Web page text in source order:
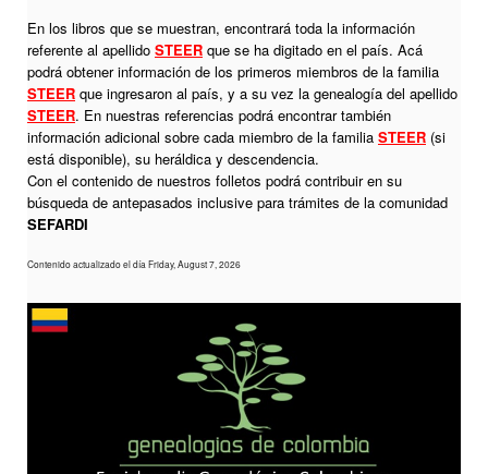
En los libros que se muestran, encontrará toda la información
referente al apellido STEER que se ha digitado en el país. Acá
podrá obtener información de los primeros miembros de la familia
STEER que ingresaron al país, y a su vez la genealogía del apellido
STEER. En nuestras referencias podrá encontrar también
información adicional sobre cada miembro de la familia STEER (si
está disponible), su heráldica y descendencia.
Con el contenido de nuestros folletos podrá contribuir en su
búsqueda de antepasados inclusive para trámites de la comunidad
SEFARDI
Contenido actualizado el día Friday, August 7, 2026